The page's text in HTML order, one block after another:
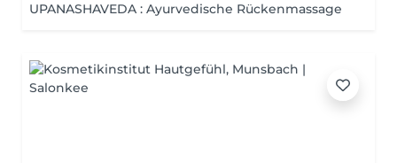
UPANASHAVEDA : Ayurvedische Rückenmassage